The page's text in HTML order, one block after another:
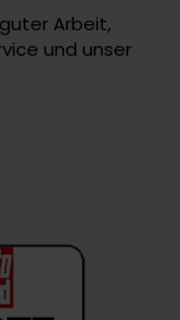
Arbeit,
und unser